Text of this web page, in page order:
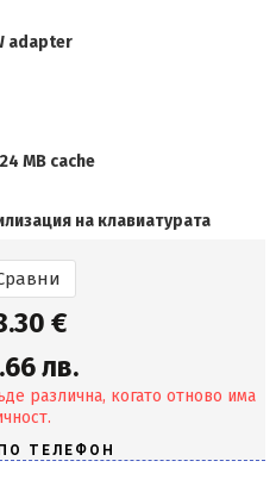
adapter
MB cache
на клавиатурата
€
лв.
различна, когато отново има